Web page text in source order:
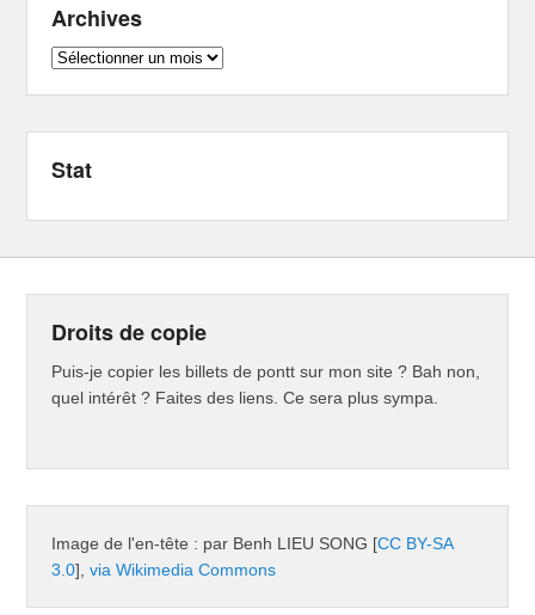
Archives
Archives
Stat
Droits de copie
Puis-je copier les billets de pontt sur mon site ? Bah non,
quel intérêt ? Faites des liens. Ce sera plus sympa.
Image de l'en-tête : par Benh LIEU SONG [CC BY-SA
3.0],via Wikimedia Commons